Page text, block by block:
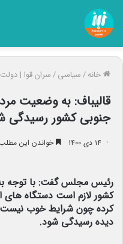
خانه/سیاسی/سران قوا |
قالیباف: به وضعیت
جنوبی کشور رسیدگی
۱۴ دی ۱۴۰۰ خواندن این مطلب ۱ دقیقه زمان
رئیس مجلس گفت: با توجه
کشور لازم است دستگاه
کرده چون شرایط خوب
دیده رسیدگی شود.